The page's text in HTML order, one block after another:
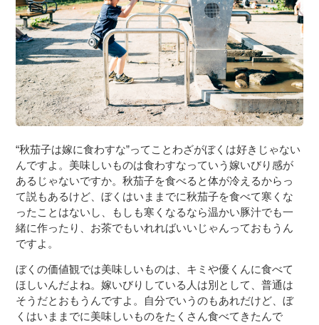
“秋茄子は嫁に食わすな”ってことわざがぼくは好きじゃない
んですよ。美味しいものは食わすなっていう嫁いびり感が
あるじゃないですか。秋茄子を食べると体が冷えるからっ
て説もあるけど、ぼくはいままでに秋茄子を食べて寒くな
ったことはないし、もしも寒くなるなら温かい豚汁でも一
緒に作ったり、お茶でもいれればいいじゃんっておもうん
ですよ。
ぼくの価値観では美味しいものは、キミや優くんに食べて
ほしいんだよね。嫁いびりしている人は別として、普通は
そうだとおもうんですよ。自分でいうのもあれだけど、ぼ
くはいままでに美味しいものをたくさん食べてきたんで